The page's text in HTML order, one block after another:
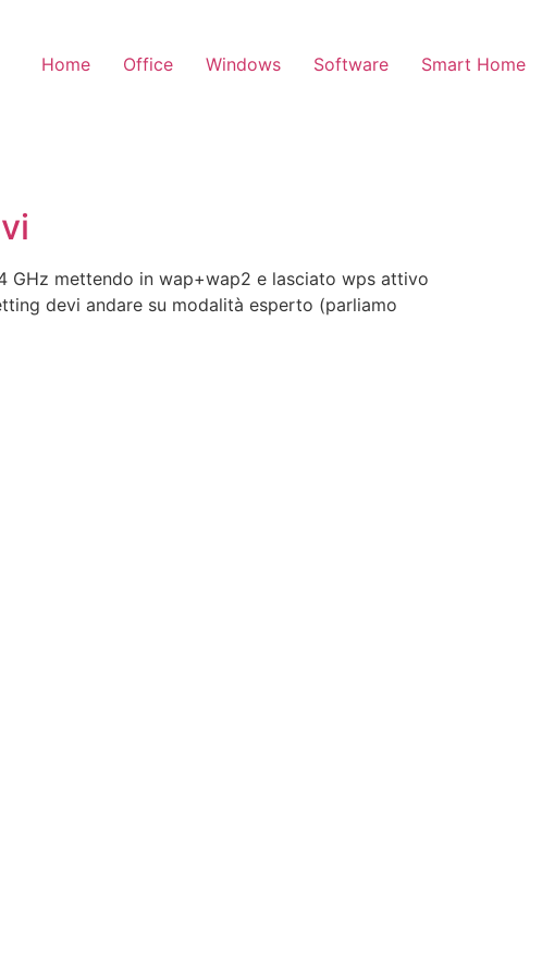
Home Office Windows Software Smart Home
GHz mettendo in wap+wap2 e lasciato wps attivo
devi andare su modalità esperto (parliamo